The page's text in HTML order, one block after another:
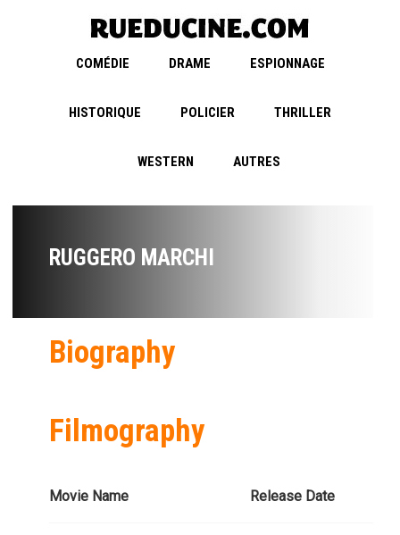
COMÉDIE DRAME ESPIONNAGE
HISTORIQUE POLICIER THRILLER
WESTERN AUTRES
RUGGERO MARCHI
Biography
Filmography
Movie Name Release Date